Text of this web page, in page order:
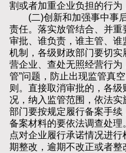
割或者加重企业负担的行为
(二)创新和加强事中事后
责任。落实放管结合、并重
审批、谁负责，谁主管、谁
机制，各级财政部门要切
营企业、查处无照经营行为
管”问题，防止出现监管真
则。直接取消审批的，各
况，纳入监管范围，依法
部门要按规定履行备案手
备案材料的要依法调查处
点对企业履行承诺情况进
期整改，逾期不改正或者